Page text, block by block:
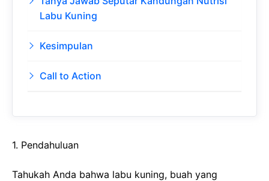
Labu Kuning
Kesimpulan
Call to Action
1. Pendahuluan
Tahukah Anda bahwa labu kuning, buah yang